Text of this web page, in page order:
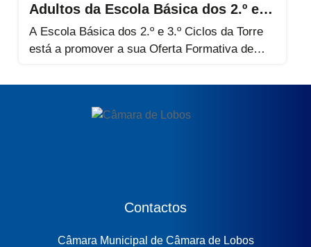
Adultos da Escola Básica dos 2.º e
3.º Ciclos da Torre
A Escola Básica dos 2.º e 3.º Ciclos da Torre
está a promover a sua Oferta Formativa de
Contactos
Câmara Municipal de Câmara de Lobos